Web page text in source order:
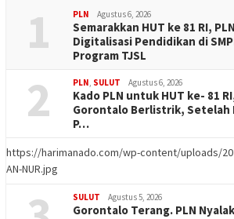
1 PLN Agustus 6, 2026
Semarakkan HUT ke 81 RI,
Digitalisasi Pendidikan di
Program TJSL
2 PLN, SULUT Agustus 6, 2026
Kado PLN untuk HUT ke- 81
Gorontalo Berlistrik, Setelah
P…
https://harimanado.com/wp-content/uploads/
AN-NUR.jpg
SULUT Agustus 5, 2026
Gorontalo Terang. PLN